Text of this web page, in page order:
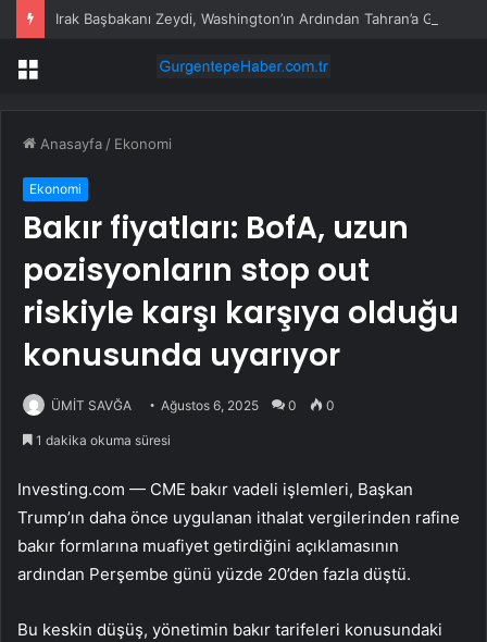
Menü
Anasayfa / Ekonomi
Ekonomi
Bakır fiyatları: BofA, uzun
pozisyonların stop out
riskiyle karşı karşıya olduğu
konusunda uyarıyor
ÜMİT SAVĞA Ağustos 6, 2025 0 0
1 dakika okuma süresi
Investing.com — CME bakır vadeli işlemleri, Başkan
Trump’ın daha önce uygulanan ithalat vergilerinden rafine
bakır formlarına muafiyet getirdiğini açıklamasının
ardından Perşembe günü yüzde 20’den fazla düştü.
Bu keskin düşüş, yönetimin bakır tarifeleri konusundaki